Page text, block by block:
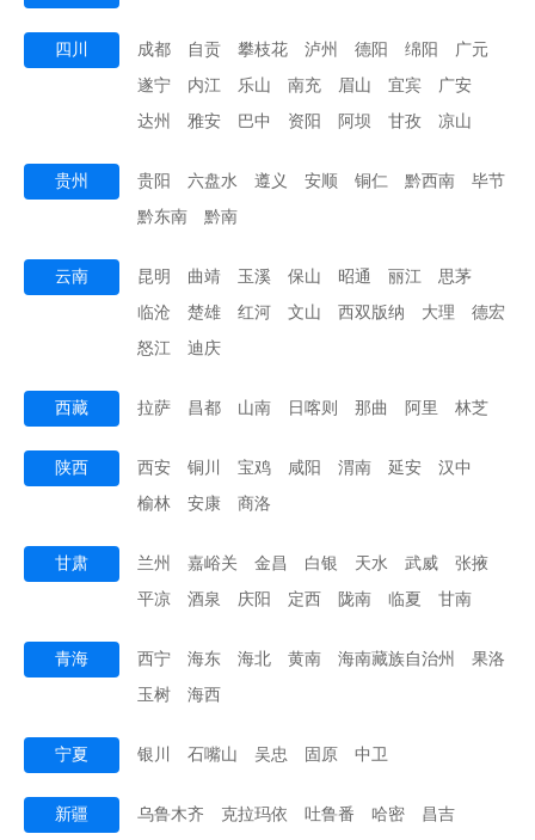
四川 成都 自贡 攀枝花 泸州 德阳 绵阳
广元
遂宁
内江 乐山 南充 眉山 宜宾
广安
达州
雅安 巴中 资阳 阿坝 甘孜 凉山
贵州 贵阳 六盘水 遵义 安顺 铜仁 黔西南
毕节
黔东南
黔南
云南 昆明 曲靖 玉溪 保山 昭通 丽江
思茅
临沧
楚雄 红河 文山 西双版纳 大理
德宏
怒江
迪庆
西藏 拉萨 昌都 山南 日喀则 那曲 阿里 林芝
陕西 西安 铜川 宝鸡 咸阳 渭南 延安
汉中
榆林
安康 商洛
甘肃 兰州 嘉峪关 金昌 白银 天水 武威
张掖
平凉
酒泉 庆阳 定西 陇南 临夏 甘南
青海 西宁 海东 海北 黄南 海南藏族自治州
果洛
玉树
海西
宁夏 银川 石嘴山 吴忠 固原 中卫
新疆 乌鲁木齐 克拉玛依 吐鲁番 哈密 昌吉